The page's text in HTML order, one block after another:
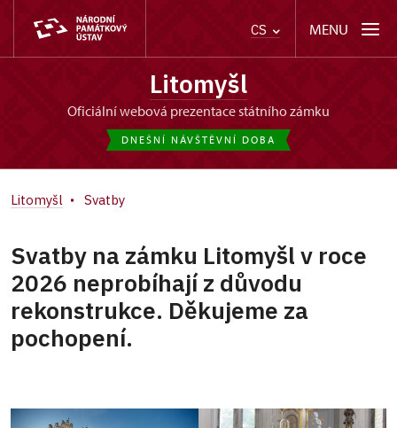
CS MENU
Litomyšl
oficiální webová prezentace státního zámku
DNEŠNÍ NÁVŠTĚVNÍ DOBA
Litomyšl Svatby
Svatby na zámku Litomyšl v roce
2026 neprobíhají z důvodu
rekonstrukce. Děkujeme za
pochopení.